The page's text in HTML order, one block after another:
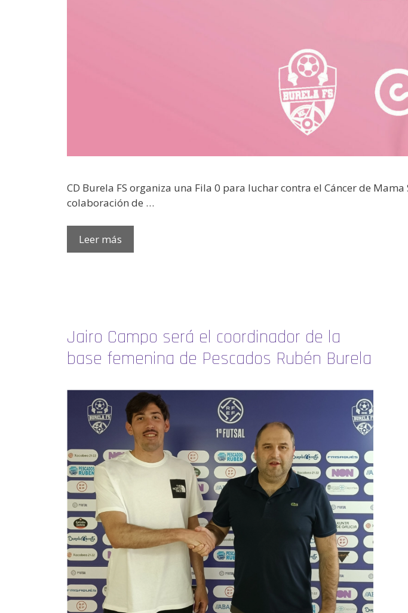
CD Burela FS organiza una Fila 0 para luchar contra el Cáncer de
colaboración de …
Leer más
Jairo Campo será el coordinador de la
base femenina de Pescados Rubén Burela